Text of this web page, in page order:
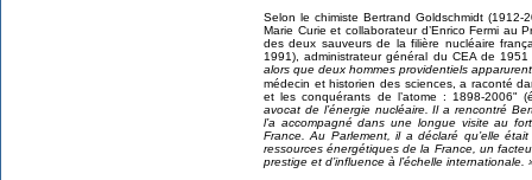
Selon le chimiste Bertrand Goldschmidt
Marie Curie et collaborateur d’Enrico Fermi au
des deux sauveurs de la filière nucléaire
1991), administrateur général du CEA de
alors que deux hommes providentiels
médecin et historien des sciences, a raconté
et les conquérants de l’atome : 1898-2006"
avocat de l’énergie nucléaire. Il a rencontré
l’a accompagné dans une longue visite au
France. Au Parlement, il a déclaré qu’elle
ressources énergétiques de la France, un
prestige et d’influence à l’échelle internationale.